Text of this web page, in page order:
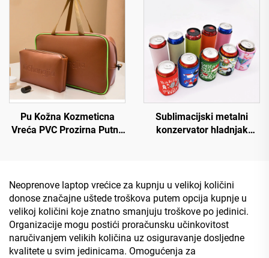
Pu Kožna Kozmeticna
Vreća PVC Prozirna Putna
Sublimacijski metalni
konzervator hladnjak
Neoprenove laptop vrećice za kupnju u velikoj količini
donose značajne uštede troškova putem opcija kupnje u
velikoj količini koje znatno smanjuju troškove po jedinici.
Organizacije mogu postići proračunsku učinkovitost
naručivanjem velikih količina uz osiguravanje dosljedne
kvalitete u svim jedinicama. Omogućenja za